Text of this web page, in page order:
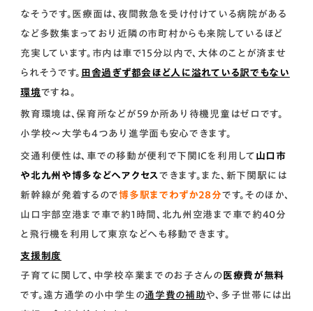
なそうです。医療面は、夜間救急を受け付けている病院がある
など多数集まっており近隣の市町村からも来院しているほど
充実しています。市内は車で15分以内で、大体のことが済ませ
られそうです。 田舎過ぎず都会ほど人に溢れている訳でもない
環境ですね。
教育環境は、保育所などが59か所あり待機児童はゼロです。
小学校～大学も4つあり進学面も安心できます。
交通利便性は、車での移動が便利で下関ICを利用して 山口市
や北九州や博多などへアクセス できます。また、新下関駅には
新幹線が発着するので博多駅までわずか28分です。そのほか、
山口宇部空港まで車で約1時間、北九州空港まで車で約40分
と飛行機を利用して東京などへも移動できます。
支援制度
子育てに関して、中学校卒業までのお子さんの 医療費が無料
です。遠方通学の小中学生の通学費の補助や、多子世帯には出